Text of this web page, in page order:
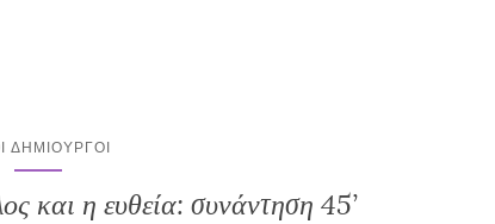
ΔΗΜΙΟΥΡΓΟΊ
και η ευθεία: συνάντηση 45’